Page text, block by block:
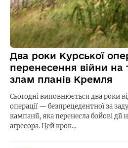
Два роки Курської
перенесення війни на
злам планів Кремля
Сьогодні виповнюється два роки
операції — безпрецедентної за
кампанії, яка перенесла бойові
агресора. Цей крок…